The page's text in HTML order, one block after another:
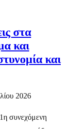
στα
και
και
2026
συνεχόμενη